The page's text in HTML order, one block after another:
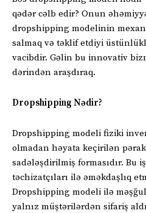
qədər cəlb edir? Onun
dropshipping modelinin
salmaq və təklif etdiyi
vacibdir. Gəlin bu innovativ
dərindən araşdıraq.
Dropshipping Nədir?
Dropshipping modeli fiziki
olmadan həyata keçirilən
sadələşdirilmiş formasıdır. Bu
təchizatçıları ilə əməkdaşlıq
Dropshipping modeli ilə
yalnız müştərilərdən sifariş